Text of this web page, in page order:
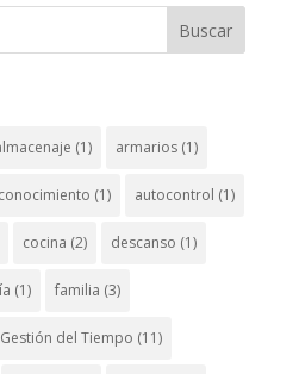
(1) armarios(1)
(1) autocontrol (1)
cocina (2) descanso (1)
(1) familia (3)
Gestión del Tiempo (11)